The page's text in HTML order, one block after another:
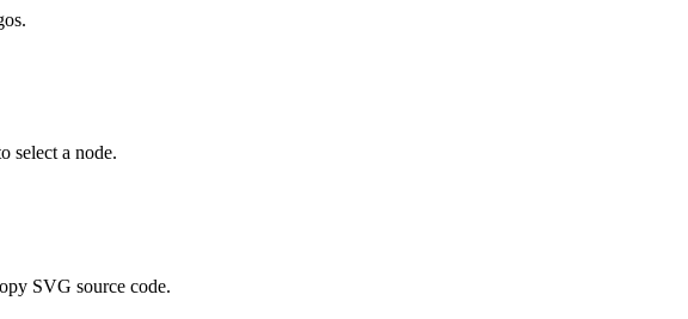
select a node.
SVG source code.